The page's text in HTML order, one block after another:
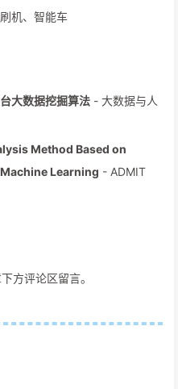
机、智能车
大数据挖掘算法 - 大数据与人
Method Based on
Learning - ADMIT
方评论区留言。